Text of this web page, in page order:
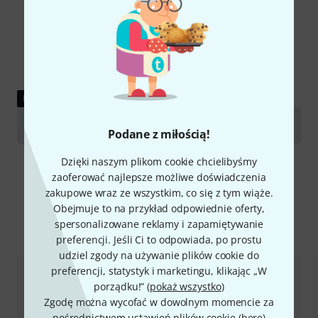
Podane z miłością!
Dzięki naszym plikom cookie chcielibyśmy
zaoferować najlepsze możliwe doświadczenia
zakupowe wraz ze wszystkim, co się z tym wiąże.
Obejmuje to na przykład odpowiednie oferty,
spersonalizowane reklamy i zapamiętywanie
preferencji. Jeśli Ci to odpowiada, po prostu
udziel zgody na używanie plików cookie do
preferencji, statystyk i marketingu, klikając „W
porządku!” (pokaż wszystko)
Zgodę można wycofać w dowolnym momencie za
PORADNIKI
Porównaj opcje